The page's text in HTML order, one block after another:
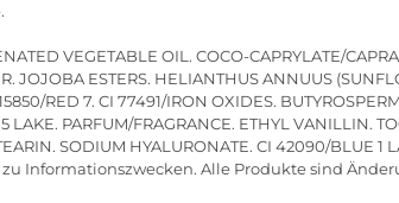
VEGETABLE OIL. COCO-CAPRYLATE/
JOJOBA ESTERS. HELIANTHUS ANNUUS
RED 7. CI 77491/IRON OXIDES.
LAKE. PARFUM/FRAGRANCE. ETHYL VANILLIN.
SODIUM HYALURONATE. CI 42090/BLUE 1
Informationszwecken. Alle Produkte sind